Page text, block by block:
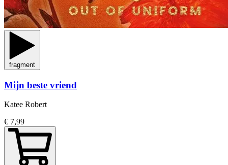
fragment
Mijn beste vriend
Katee Robert
€ 7,99